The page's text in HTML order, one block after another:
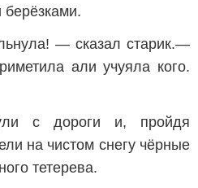
— сказал старик.—
али учуяла кого.
с дороги и, пройдя
на чистом снегу чёрные
тетерева.